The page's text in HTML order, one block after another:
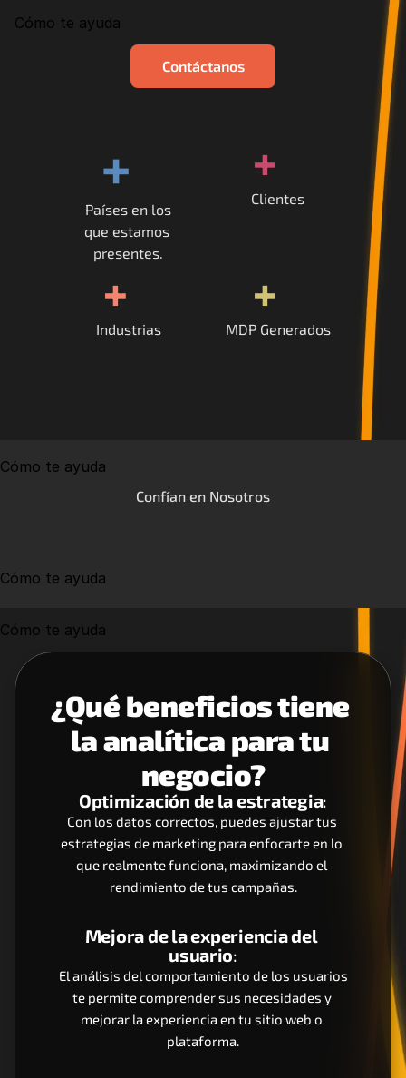
MHA Academy
Contáctanos
Cómo te ayuda
Contáctanos
+
Países en los
que estamos
presentes.
+
Clientes
+
Industrias
+
MDP Generados
Cómo te ayuda
Confían en Nosotros
Cómo te ayuda
Cómo te ayuda
¿Qué beneficios tiene
la analítica para tu
negocio?
Optimización de la estrategia:
Con los datos correctos, puedes ajustar tus
estrategias de marketing para enfocarte en lo
que realmente funciona, maximizando el
rendimiento de tus campañas.
Mejora de la experiencia del
usuario:
El análisis del comportamiento de los usuarios
te permite comprender sus necesidades y
mejorar la experiencia en tu sitio web o
plataforma.